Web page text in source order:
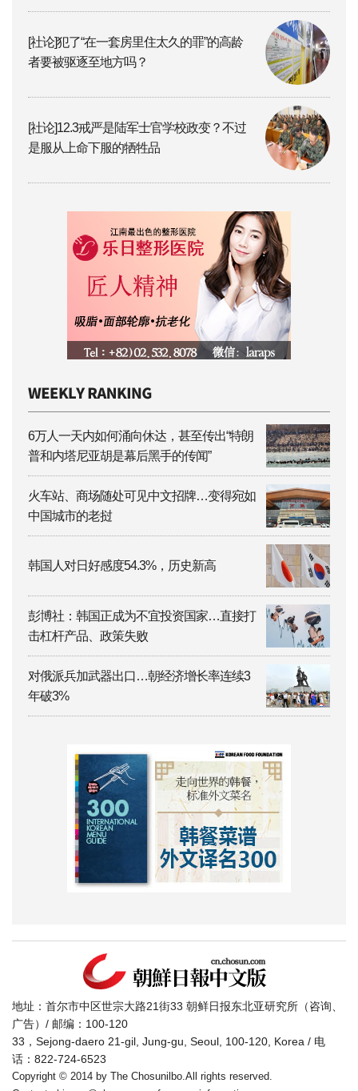
[社论]犯了“在一套房里住太久的罪”的高龄
者要被驱逐至地方吗？
[社论]12.3戒严是陆军士官学校政变？不过
是服从上命下服的牺牲品
6万人一天内如何涌向休达，甚至传出“特朗
普和内塔尼亚胡是幕后黑手的传闻”
火车站、商场随处可见中文招牌…变得宛如
中国城市的老挝
韩国人对日好感度54.3%，历史新高
彭博社：韩国正成为不宜投资国家…直接打
击杠杆产品、政策失败
对俄派兵加武器出口…朝经济增长率连续3
年破3%
地址：首尔市中区世宗大路21街33 朝鲜日报东北亚研究所（咨询、
广告）/ 邮编：100-120
33，Sejong-daero 21-gil, Jung-gu, Seoul, 100-120, Korea / 电
话：822-724-6523
Copyright © 2014 by The Chosunilbo.All rights reserved.